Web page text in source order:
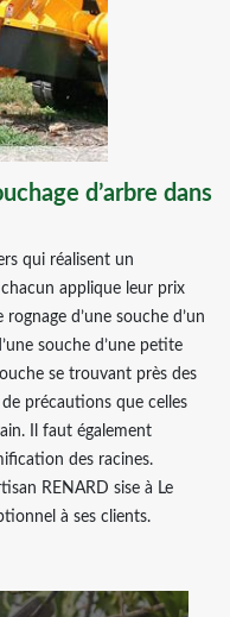
d’arbre dans
qui réalisent un
applique leur prix
d’une souche d’un
souche d’une petite
se trouvant près des
précautions que celles
Il faut également
des racines.
RENARD sise à Le
à ses clients.